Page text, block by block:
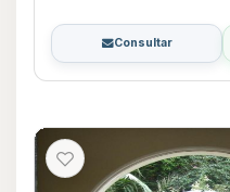
Consultar